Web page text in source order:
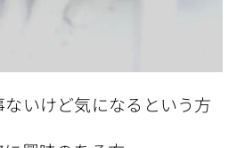
いけど気になるという方